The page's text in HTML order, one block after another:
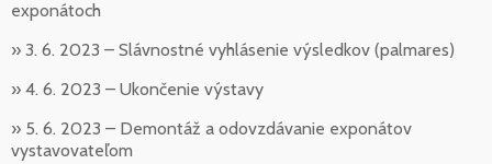
exponátoch
» 3. 6. 2023 – Slávnostné vyhlásenie výsledkov (palmares)
» 4. 6. 2023 – Ukončenie výstavy
» 5. 6. 2023 – Demontáž a odovzdávanie exponátov
vystavovateľom